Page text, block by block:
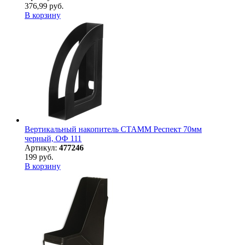
376,99 руб.
В корзину
Вертикальный накопитель СТАММ Респект 70мм
черный, ОФ 111
Артикул: 477246
199 руб.
В корзину